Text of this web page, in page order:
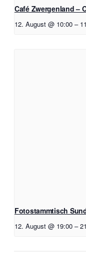
Café Zwergenland –
12. August @ 10:00 –
Fotostammtisch
12. August @ 19:00 –